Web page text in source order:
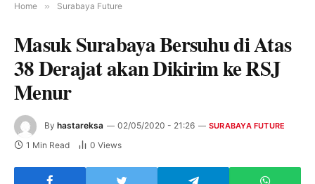
Home » Surabaya Future
Masuk Surabaya Bersuhu di Atas
38 Derajat akan Dikirim ke RSJ
Menur
By hastareksa 02/05/2020 - 21:26 SURABAYA FUTURE
1 Min Read 0 Views